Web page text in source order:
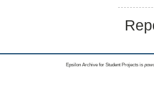
Epsilon Archive for Student Projects is